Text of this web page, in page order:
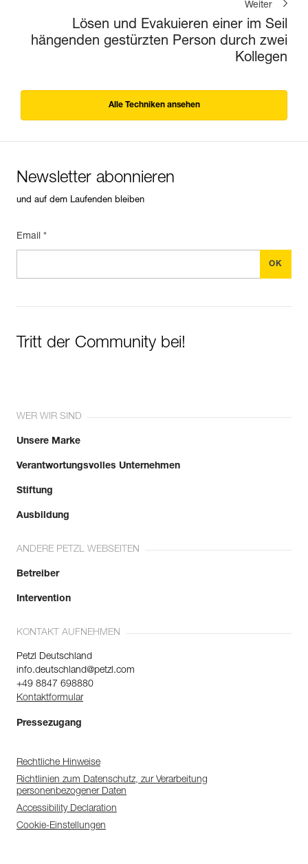
Weiter
Lösen und Evakuieren einer im Seil
hängenden gestürzten Person durch zwei
Kollegen
Alle Techniken ansehen
Newsletter abonnieren
und auf dem Laufenden bleiben
Email *
Tritt der Community bei!
WER WIR SIND
Unsere Marke
Verantwortungsvolles Unternehmen
Stiftung
Ausbildung
ANDERE PETZL WEBSEITEN
Betreiber
Intervention
KONTAKT AUFNEHMEN
Petzl Deutschland
info.deutschland@petzl.com
+49 8847 698880
Kontaktformular
Pressezugang
Rechtliche Hinweise
Richtlinien zum Datenschutz, zur Verarbeitung
personenbezogener Daten
Accessibility Declaration
Cookie-Einstellungen